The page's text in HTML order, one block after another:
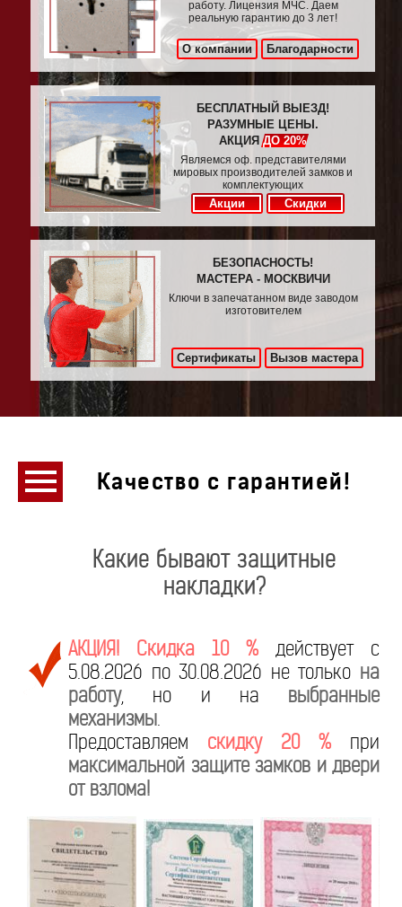
работу. Лицензия МЧС. Даем
реальную гарантию до 3 лет!
О компании Благодарности
БЕСПЛАТНЫЙ ВЫЕЗД!
РАЗУМНЫЕ ЦЕНЫ.
АКЦИЯДО 20%
Являемся оф. представителями
мировых производителей замков и
комплектующих
Акции Скидки
БЕЗОПАСНОСТЬ!
МАСТЕРА - МОСКВИЧИ
Ключи в запечатанном виде заводом
изготовителем
Сертификаты Вызов мастера
Качество с гарантией!
Какие бывают защитные
накладки?
АКЦИЯ! Скидка 10 % действует с
5.08.2026 по 30.08.2026 не только на
работу, но и на выбранные
механизмы.
Предоставляем скидку 20 % при
максимальной защите замков и двери
от взлома!